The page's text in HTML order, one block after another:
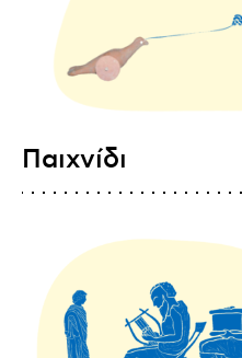
Παιχνίδι